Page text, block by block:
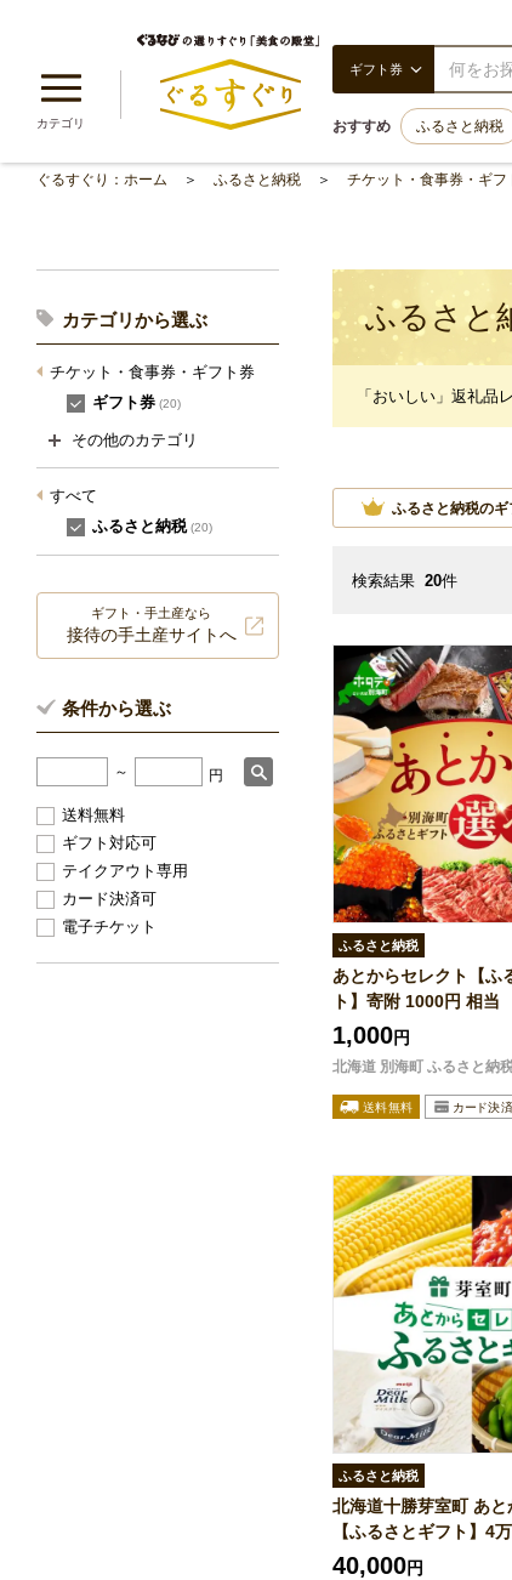
カテゴリ
ギフト券
おすすめ ふるさと納税
ぐるすぐり：ホーム ふるさと納税 チケット・食事券・ギフ
ふるさと
「おいしい」返礼品
ふるさと納税の
検索結果 20件
ふるさと納税
あとからセレクト【ふ
ト】寄附 1000円 相当
1,000円
北海道 別海町 ふるさと納
ふるさと納税
北海道十勝芽室町 あと
【ふるさとギフト】4
40,000円
カテゴリから選ぶ
チケット・食事券・ギフト券
ギフト券 (20)
その他のカテゴリ
すべて
ふるさと納税 (20)
ギフト・手土産なら
接待の手土産サイトへ
条件から選ぶ
～ 円
送料無料
ギフト対応可
テイクアウト専用
カード決済可
電子チケット